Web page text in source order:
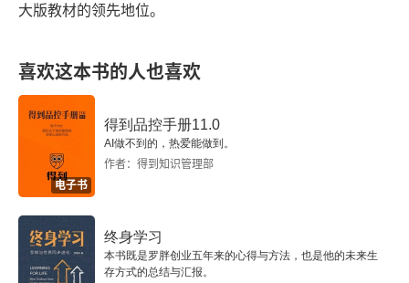
一、热力学第二定律：时间之矢的浮现
三、经典框架中时间之矢的发现
四、热力学时间之矢的新诠释
五、混沌：开放未来的确证
六、物理时间再发现的意义
第十章 时间之流的哲学阐释
可能长可能短，长则几十年，短则几天。而不是必
大版教材的领先地位。
喜欢这本书的人也喜欢
电子书
得到品控手册11.0
AI做不到的，热爱能做到。
作者：得到知识管理部
终身学习
本书既是罗胖创业五年来的心得与方法，也是他的未来生
存方式的总结与汇报。